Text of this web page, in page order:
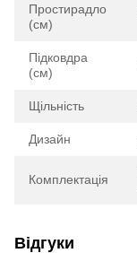
Простирадло
(см)
Підковдра
(см)
Щільність
Дизайн
Комплектація
Відгуки